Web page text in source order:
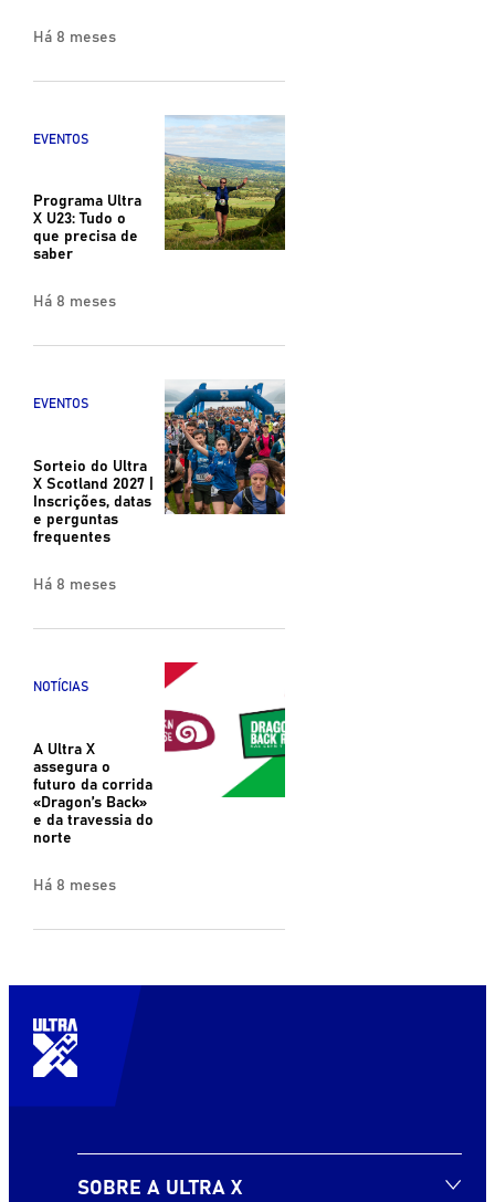
Há 8 meses
EVENTOS
Programa Ultra
X U23: Tudo o
que precisa de
saber
Há 8 meses
EVENTOS
Sorteio do Ultra
X Scotland 2027 |
Inscrições, datas
e perguntas
frequentes
Há 8 meses
NOTÍCIAS
A Ultra X
assegura o
futuro da corrida
«Dragon’s Back»
e da travessia do
norte
Há 8 meses
SOBRE A ULTRA X